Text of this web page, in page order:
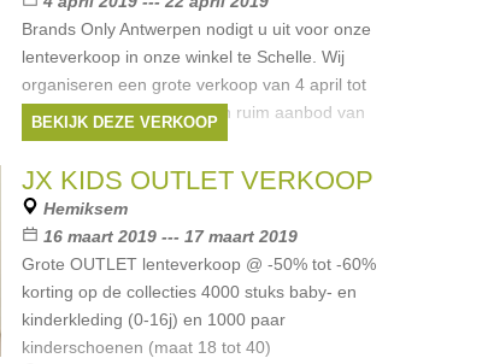
Brands Only Antwerpen nodigt u uit voor onze
lenteverkoop in onze winkel te Schelle. Wij
organiseren een grote verkoop van 4 april tot
en met 22 april. Wij hebben ruim aanbod van
exclusieve merken voor
Merken:Ralph Lauren, Guess, Armani ,
Liu Jo ,Hugo Boss , ...
BEKIJK DEZE VERKOOP
JX KIDS OUTLET VERKOOP
Hemiksem
16 maart 2019 --- 17 maart 2019
Grote OUTLET lenteverkoop @ -50% tot -60%
korting op de collecties 4000 stuks baby- en
kinderkleding (0-16j) en 1000 paar
kinderschoenen (maat 18 tot 40)